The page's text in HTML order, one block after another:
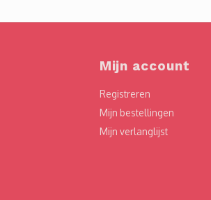
Mijn account
Registreren
Mijn bestellingen
Mijn verlanglijst